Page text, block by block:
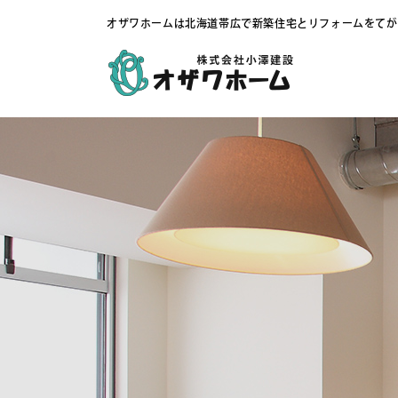
オザワホームは北海道帯広で新築住宅とリフォームをて